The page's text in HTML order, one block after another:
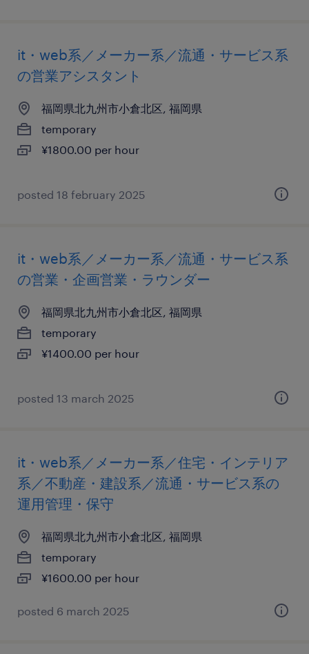
it・web系／メーカー系／流通・サービス系
の営業アシスタント
福岡県北九州市小倉北区, 福岡県
temporary
¥1800.00 per hour
posted 18 february 2025
it・web系／メーカー系／流通・サービス系
の営業・企画営業・ラウンダー
福岡県北九州市小倉北区, 福岡県
temporary
¥1400.00 per hour
posted 13 march 2025
it・web系／メーカー系／住宅・インテリア
系／不動産・建設系／流通・サービス系の
運用管理・保守
福岡県北九州市小倉北区, 福岡県
temporary
¥1600.00 per hour
posted 6 march 2025